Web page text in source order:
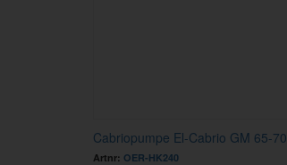
Cabriopumpe El-Cabrio GM 65-70
Artnr: OER-HK240